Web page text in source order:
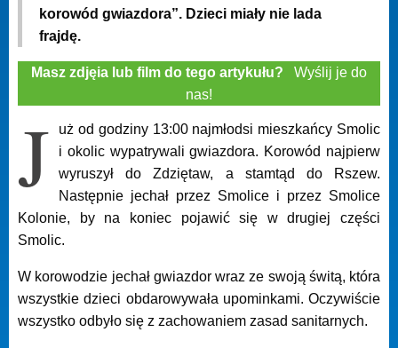
korowód gwiazdora”. Dzieci miały nie lada
frajdę.
Masz zdjęia lub film do tego artykułu? Wyślij je do
nas!
J
uż od godziny 13:00 najmłodsi mieszkańcy Smolic
i okolic wypatrywali gwiazdora. Korowód najpierw
wyruszył do Zdziętaw, a stamtąd do Rszew.
Następnie jechał przez Smolice i przez Smolice
Kolonie, by na koniec pojawić się w drugiej części
Smolic.
W korowodzie jechał gwiazdor wraz ze swoją świtą, która
wszystkie dzieci obdarowywała upominkami. Oczywiście
wszystko odbyło się z zachowaniem zasad sanitarnych.